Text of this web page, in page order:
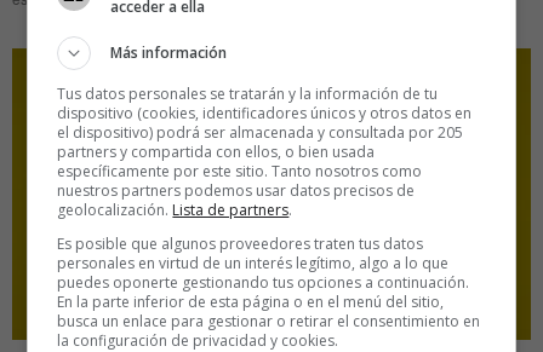
acceder a ella
Más información
Tus datos personales se tratarán y la información de tu
dispositivo (cookies, identificadores únicos y otros datos en
el dispositivo) podrá ser almacenada y consultada por 205
partners y compartida con ellos, o bien usada
específicamente por este sitio. Tanto nosotros como
nuestros partners podemos usar datos precisos de
geolocalización. Lista de partners.
Es posible que algunos proveedores traten tus datos
personales en virtud de un interés legítimo, algo a lo que
puedes oponerte gestionando tus opciones a continuación.
En la parte inferior de esta página o en el menú del sitio,
busca un enlace para gestionar o retirar el consentimiento en
la configuración de privacidad y cookies.